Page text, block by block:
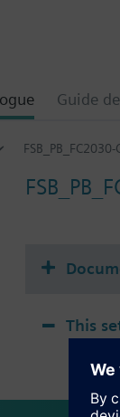
Guide
FSB_PB_FC2030-
This